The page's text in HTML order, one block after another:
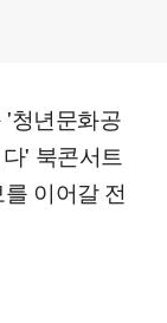
'청년문화공
' 북콘서트
이어갈 전